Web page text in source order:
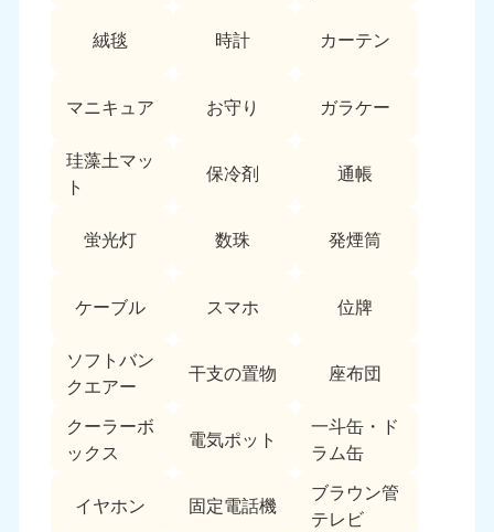
絨毯 時計 カーテン
マニキュア お守り ガラケー
珪藻土マッ
ト
保冷剤 通帳
蛍光灯 数珠 発煙筒
ケーブル スマホ 位牌
ソフトバン
クエアー
干支の置物 座布団
クーラーボ
ックス
電気ポット
一斗缶・ド
ラム缶
イヤホン 固定電話機
ブラウン管
テレビ
福岡県
050-1880-9895
佐賀県
050-1880-9894
050-1880-9891
9:00〜19:00 年中無休 9:00〜19:00 年中無休
大分県
050-1880-9893
宮崎県
050-1880-9890
050-1880-9892
9:00〜19:00 年中無休 9:00〜19:00 年中無休